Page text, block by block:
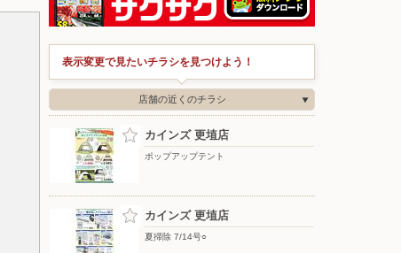
表示変更で見たいチラシを見つけよう！
店舗の近くのチラシ
カインズ 更埴店
ポップアップテント
カインズ 更埴店
夏掃除 7/14号○